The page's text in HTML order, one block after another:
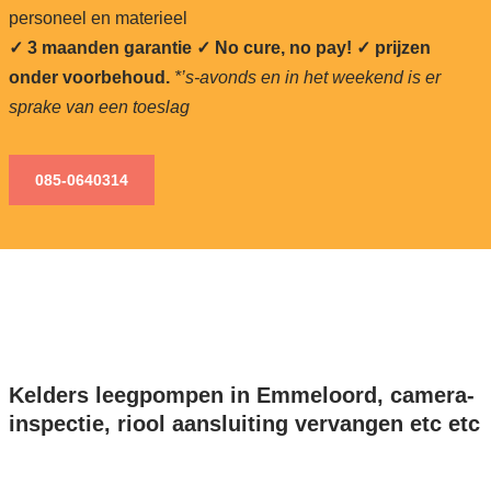
personeel en materieel
✓ 3 maanden garantie ✓ No cure, no pay! ✓ prijzen
onder voorbehoud. *’s-avonds en in het weekend is er
sprake van een toeslag
085-0640314
Kelders leegpompen in Emmeloord, camera-
inspectie, riool aansluiting vervangen etc etc